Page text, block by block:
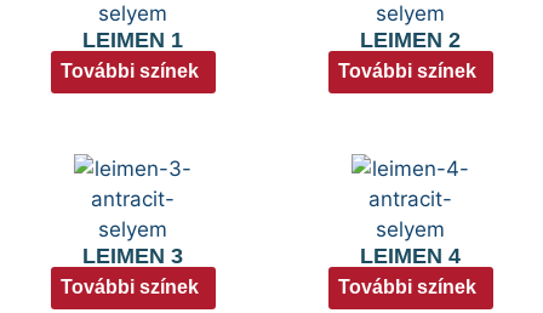
LEIMEN 1
További színek
LEIMEN 2
További színek
LEIMEN 3
További színek
LEIMEN 4
További színek